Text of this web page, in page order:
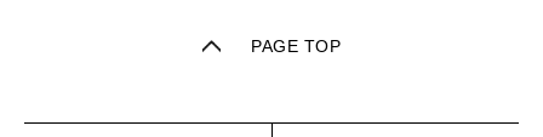
PAGE TOP